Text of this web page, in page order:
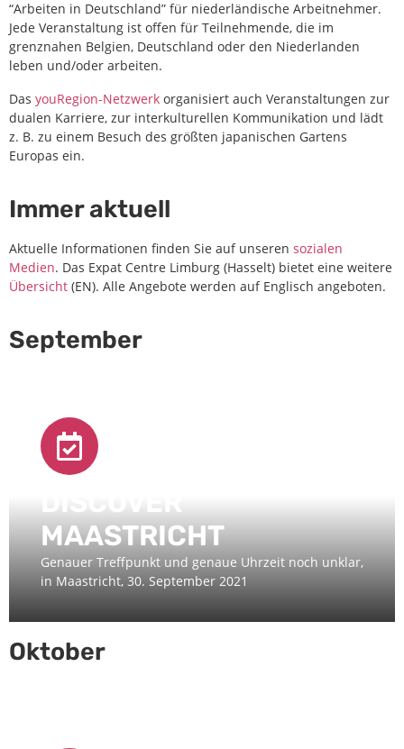
“Arbeiten in Deutschland” für niederländische Arbeitnehmer.
Jede Veranstaltung ist offen für Teilnehmende, die im
grenznahen Belgien, Deutschland oder den Niederlanden
leben und/oder arbeiten.
Das youRegion-Netzwerk organisiert auch Veranstaltungen zur
dualen Karriere, zur interkulturellen Kommunikation und lädt
z. B. zu einem Besuch des größten japanischen Gartens
Europas ein.
Immer aktuell
Aktuelle Informationen finden Sie auf unseren sozialen
Medien. Das Expat Centre Limburg (Hasselt) bietet eine weitere
Übersicht (EN). Alle Angebote werden auf Englisch angeboten.
September
DISCOVER
MAASTRICHT
Genauer Treffpunkt und genaue Uhrzeit noch unklar,
in Maastricht, 30. September 2021
Oktober